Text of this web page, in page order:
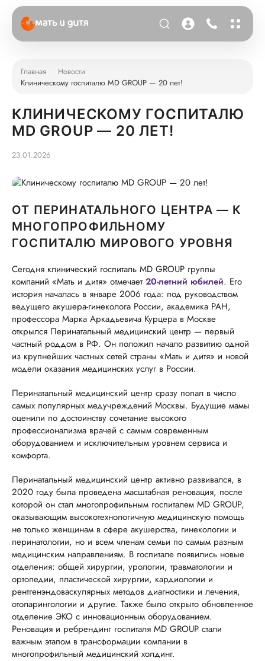
Главная
Новости
Клиническому госпиталю MD GROUP — 20 лет!
КЛИНИЧЕСКОМУ ГОСПИТАЛЮ
MD GROUP — 20 ЛЕТ!
23.01.2026
ОТ ПЕРИНАТАЛЬНОГО ЦЕНТРА — К
МНОГОПРОФИЛЬНОМУ
ГОСПИТАЛЮ МИРОВОГО УРОВНЯ
Сегодня клинический госпиталь MD GROUP группы
компаний «Мать и дитя» отмечает20-летний юбилей. Его
история началась в январе 2006 года: под руководством
ведущего акушера-гинеколога России, академика РАН,
профессора Марка Аркадьевича Курцера в Москве
открылся Перинатальный медицинский центр — первый
частный роддом в РФ. Он положил начало развитию одной
из крупнейших частных сетей страны «Мать и дитя» и новой
модели оказания медицинских услуг в России.
Перинатальный медицинский центр сразу попал в число
самых популярных медучреждений Москвы. Будущие мамы
оценили по достоинству сочетание высокого
профессионализма врачей с самым современным
оборудованием и исключительным уровнем сервиса и
комфорта.
Перинатальный медицинский центр активно развивался, в
2020 году была проведена масштабная реновация, после
которой он стал многопрофильным госпиталем MD GROUP,
оказывающим высокотехнологичную медицинскую помощь
не только женщинам в сфере акушерства, гинекологии и
перинатологии, но и всем членам семьи по самым разным
медицинским направлениям. В госпитале появились новые
отделения: общей хирургии, урологии, травматологии и
ортопедии, пластической хирургии, кардиологии и
рентгенэндоваскулярных методов диагностики и лечения,
отоларингологии и другие. Также было открыто обновленное
отделение ЭКО с инновационным оборудованием.
Реновация и ребрендинг госпиталя MD GROUP стали
важным этапом в трансформации компании в
многопрофильный медицинский холдинг.